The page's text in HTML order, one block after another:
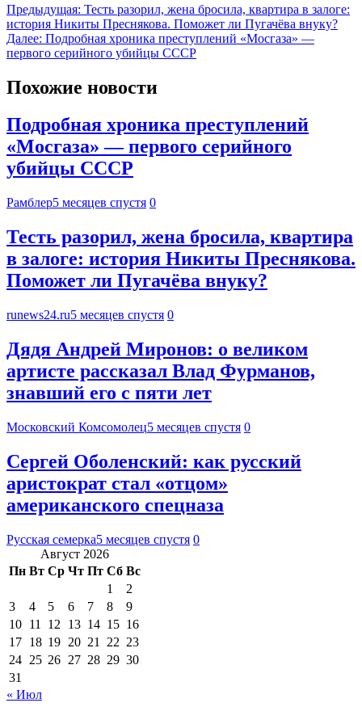
Предыдущая: Тесть разорил, жена бросила, квартира в залоге:
история Никиты Преснякова. Поможет ли Пугачёва внуку?
Далее: Подробная хроника преступлений «Мосгаза» —
первого серийного убийцы СССР
Похожие новости
Подробная хроника преступлений
«Мосгаза» — первого серийного
убийцы СССР
Рамблер5 месяцев спустя 0
Тесть разорил, жена бросила, квартира
в залоге: история Никиты Преснякова.
Поможет ли Пугачёва внуку?
runews24.ru5 месяцев спустя 0
Дядя Андрей Миронов: о великом
артисте рассказал Влад Фурманов,
знавший его с пяти лет
Московский Комсомолец5 месяцев спустя 0
Сергей Оболенский: как русский
аристократ стал «отцом»
американского спецназа
Русская семерка5 месяцев спустя 0
Август 2026
Пн Вт Ср Чт Пт Сб Вс
1
2
3
4 5 6 7 8
9
10 11 12 13 14 15 16
17 18 19 20 21 22 23
24 25 26 27 28 29 30
31
« Июл